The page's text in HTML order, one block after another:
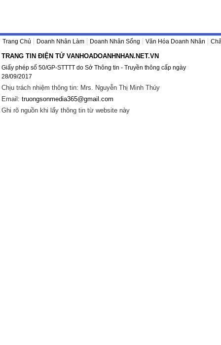
Trang Chủ Doanh Nhân Làm Doanh Nhân Sống Văn Hóa Doanh Nhân
TRANG TIN ĐIỆN TỬ VANHOADOANHNHAN.NET.VN
Giấy phép số 50/GP-STTTT do Sở Thông tin - Truyền thông cấp ngày
28/09/2017
Chịu trách nhiệm thông tin: Mrs. Nguyễn Thị Minh Thúy
Email: truongsonmedia365@gmail.com
Ghi rõ nguồn khi lấy thông tin từ website này